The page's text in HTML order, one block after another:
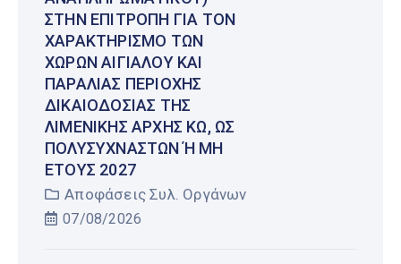
ΣΤΗΝ ΕΠΙΤΡΟΠΉ ΓΙΑ ΤΟΝ
ΧΑΡΑΚΤΗΡΙΣΜΌ ΤΩΝ
ΧΏΡΩΝ ΑΙΓΙΑΛΟΎ ΚΑΙ
ΠΑΡΑΛΊΑΣ ΠΕΡΙΟΧΉΣ
ΔΙΚΑΙΟΔΟΣΊΑΣ ΤΗΣ
ΛΙΜΕΝΙΚΉΣ ΑΡΧΉΣ ΚΩ, ΩΣ
ΠΟΛΥΣΎΧΝΑΣΤΩΝ Ή ΜΗ Έ
ΤΟΥΣ 2027
Αποφάσεις Συλ. Οργάνων
07/08/2026